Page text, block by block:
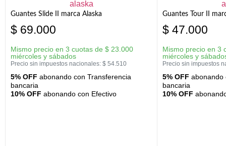
Guantes Slide II marca Alaska
$ 69.000
Mismo precio en 3 cuotas de $ 23.000
miércoles y sábados
Precio sin impuestos nacionales: $ 54.510
5% OFF abonando con Transferencia
bancaria
10% OFF abonando con Efectivo
Guantes Tour II
$ 47.000
Mismo precio en 3
miércoles y
Precio sin impuestos
5% OFF abonando
bancaria
10% OFF